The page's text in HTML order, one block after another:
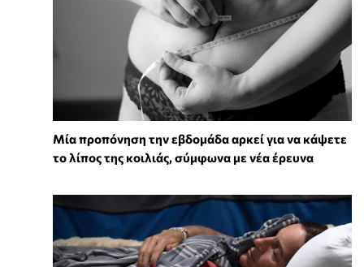
Μία προπόνηση την εβδομάδα αρκεί για να κάψετε
το λίπος της κοιλιάς, σύμφωνα με νέα έρευνα